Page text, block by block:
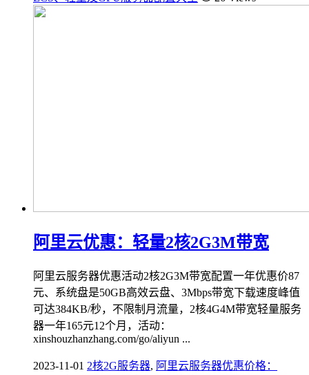
阿里云优惠：轻量2核2G3M带宽
阿里云服务器优惠活动2核2G3M带宽配置一年优惠价87
元、系统盘是50GB高效云盘、3Mbps带宽下载速度峰值
可达384KB/秒，不限制月流量，2核4G4M带宽轻量服务
器一年165元12个月，活动：
xinshouzhanzhang.com/go/aliyun ...
2023-11-01 2核2G服务器, 阿里云服务器优惠价格：